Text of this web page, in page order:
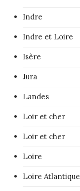
Indre
Indre et Loire
Isère
Jura
Landes
Loir et cher
Loir et cher
Loire
Loire Atlantique